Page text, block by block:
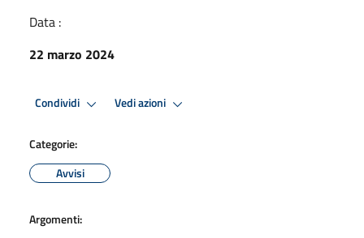
Data :
22 marzo 2024
Condividi Vedi azioni
Categorie:
Avvisi
Argomenti: